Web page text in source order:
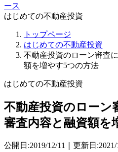
ース
はじめての不動産投資
トップページ
はじめての不動産投資
不動産投資のローン審査
額を増やす5つの方法
はじめての不動産投資
不動産投資のローン
審査内容と融資額を
公開日:2019/12/11｜更新日:2021/